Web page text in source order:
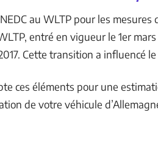
au WLTP pour les
entré en vigueur le 1er
Cette transition a influencé
ces éléments pour une
de votre véhicule